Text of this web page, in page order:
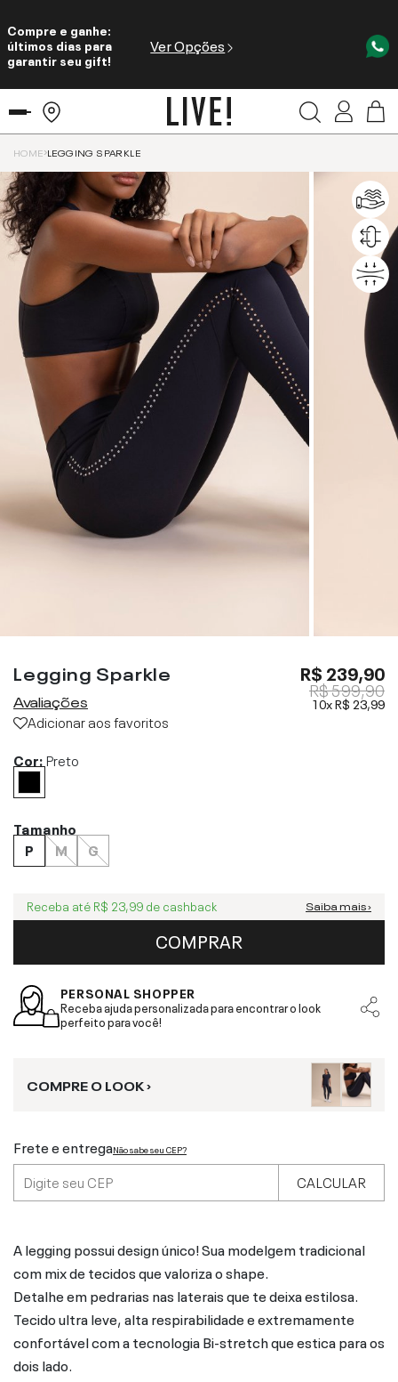
Compre e ganhe:
últimos dias para
garantir seu gift!
Ver Opções
HOME LEGGING SPARKLE
Legging Sparkle
Avaliações
Adicionar aos favoritos
R$ 239,90
R$ 599,90
10xR$ 23,99
Cor:Preto
Tamanho
P
M G
Receba até R$ 23,99 de cashback Saiba mais ›
COMPRAR
PERSONAL SHOPPER
Receba ajuda personalizada para encontrar o look
perfeito para você!
COMPRE O LOOK ›
Frete e entregaNão sabe seu CEP?
CALCULAR
A legging possui design único! Sua modelgem tradicional
com mix de tecidos que valoriza o shape.
Detalhe em pedrarias nas laterais que te deixa estilosa.
Tecido ultra leve, alta respirabilidade e extremamente
confortável com a tecnologia Bi-stretch que estica para os
dois lado.